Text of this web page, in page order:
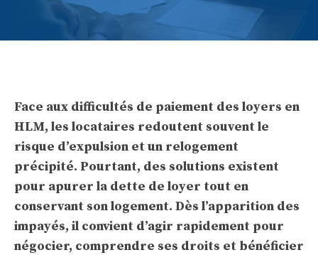
Face aux difficultés de paiement des loyers en
HLM, les locataires redoutent souvent le
risque d’expulsion et un relogement
précipité. Pourtant, des solutions existent
pour apurer la dette de loyer tout en
conservant son logement. Dès l’apparition des
impayés, il convient d’agir rapidement pour
négocier, comprendre ses droits et bénéficier